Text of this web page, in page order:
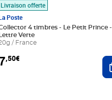
panier
Livraison offerte
Poste
4 timbres - Le Petit Prince -
Lettre Verte
/ France
,50€